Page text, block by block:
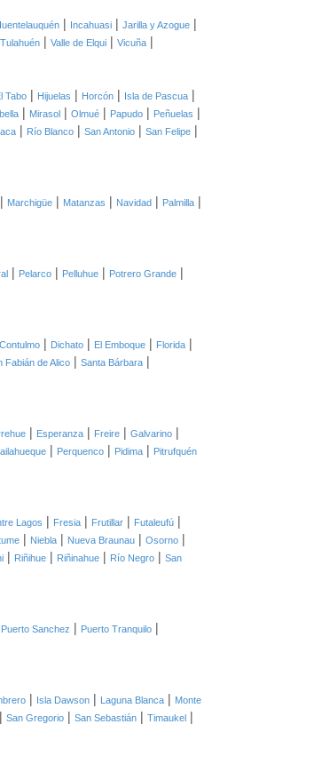
| Incahuasi | Jarilla y Azogue |
Tulahuén | Valle de Elqui | Vicuña |
Tabo | Hijuelas | Horcón | Isla de Pascua |
| Mirasol | Olmué | Papudo | Peñuelas |
| Río Blanco | San Antonio | San Felipe |
| Marchigüe | Matanzas | Navidad | Palmilla |
| Pelarco | Pelluhue | Potrero Grande |
Contulmo | Dichato | El Emboque | Florida |
Fabián de Alico | Santa Bárbara |
| Esperanza | Freire | Galvarino |
| Perquenco | Pidima | Pitrufquén
Lagos | Fresia | Frutillar | Futaleufú |
| Niebla | Nueva Braunau | Osorno |
| Riñihue | Riñinahue | Río Negro | San
Puerto Sanchez | Puerto Tranquilo |
| Isla Dawson | Laguna Blanca | Monte
| San Gregorio | San Sebastián | Timaukel |